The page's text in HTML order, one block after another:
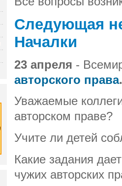
Следующая
Началки
23 апреля -
авторского права.
Уважаемые
авторском праве?
Учите ли детей
Какие задания
чужих авторских